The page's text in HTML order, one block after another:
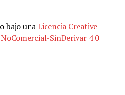
bajo unaLicencia Creative
SinDerivar 4.0